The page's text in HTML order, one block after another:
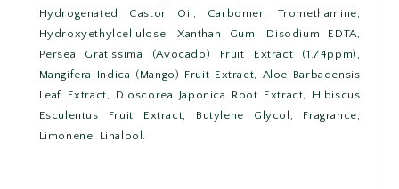
Hydrogenated Castor Oil, Carbomer, Tromethamine,
Hydroxyethylcellulose, Xanthan Gum, Disodium EDTA,
Persea Gratissima (Avocado) Fruit Extract (1.74ppm),
Mangifera Indica (Mango) Fruit Extract, Aloe Barbadensis
Leaf Extract, Dioscorea Japonica Root Extract, Hibiscus
Esculentus Fruit Extract, Butylene Glycol, Fragrance,
Limonene, Linalool.